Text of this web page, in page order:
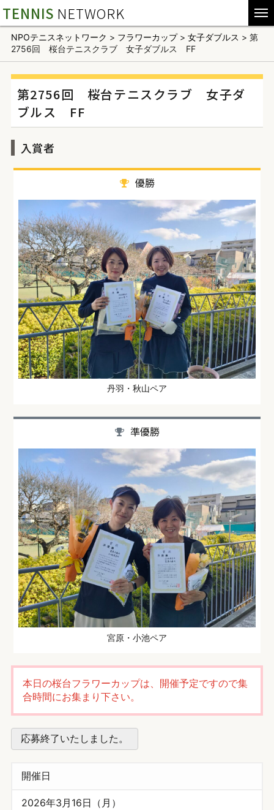
TENNIS NETWORK
NPOテニスネットワーク > フラワーカップ> 女子ダブルス > 第
2756回 桜台テニスクラブ 女子ダブルス FF
第2756回 桜台テニスクラブ 女子ダ
ブルス FF
入賞者
優勝
丹羽・秋山ペア
準優勝
宮原・小池ペア
本日の桜台フラワーカップは、開催予定ですので集
合時間にお集まり下さい。
応募終了いたしました。
開催日
2026年3月16日（月）